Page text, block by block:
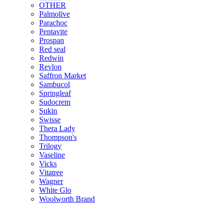
OTHER
Palmolive
Parachoc
Pentavite
Prospan
Red seal
Redwin
Revlon
Saffron Market
Sambucol
Springleaf
Sudocrem
Sukin
Swisse
Thera Lady
Thompson's
Trilogy
Vaseline
Vicks
Vitatree
Wagner
White Glo
Woolworth Brand